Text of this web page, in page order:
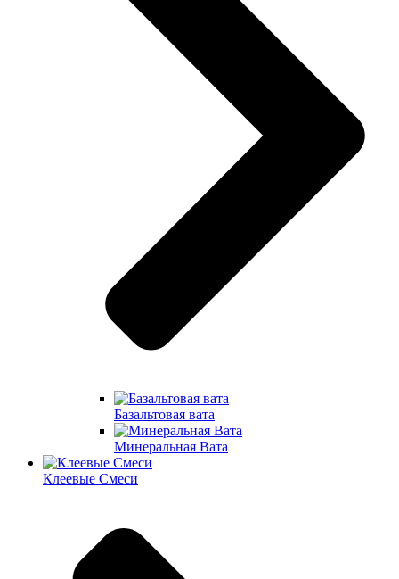
Базальтовая вата
Минеральная Вата
Клеевые Смеси